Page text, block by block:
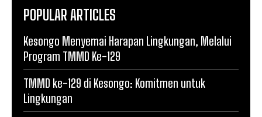
POPULAR ARTICLES
Kesongo Menyemai Harapan Lingkungan, Melalui
Program TMMD Ke-129
TMMD ke-129 di Kesongo: Komitmen untuk
Lingkungan